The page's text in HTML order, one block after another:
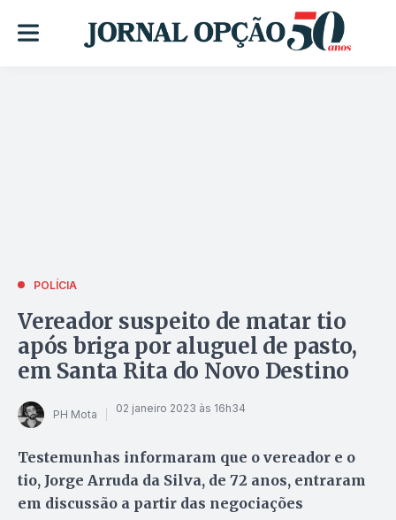
POLÍCIA
Vereador suspeito de matar tio
após briga por aluguel de pasto,
em Santa Rita do Novo Destino
PH Mota 02 janeiro 2023 às 16h34
Testemunhas informaram que o vereador e o
tio, Jorge Arruda da Silva, de 72 anos, entraram
em discussão a partir das negociações